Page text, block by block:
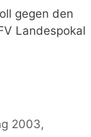
gegen den
Landespokal
2003,